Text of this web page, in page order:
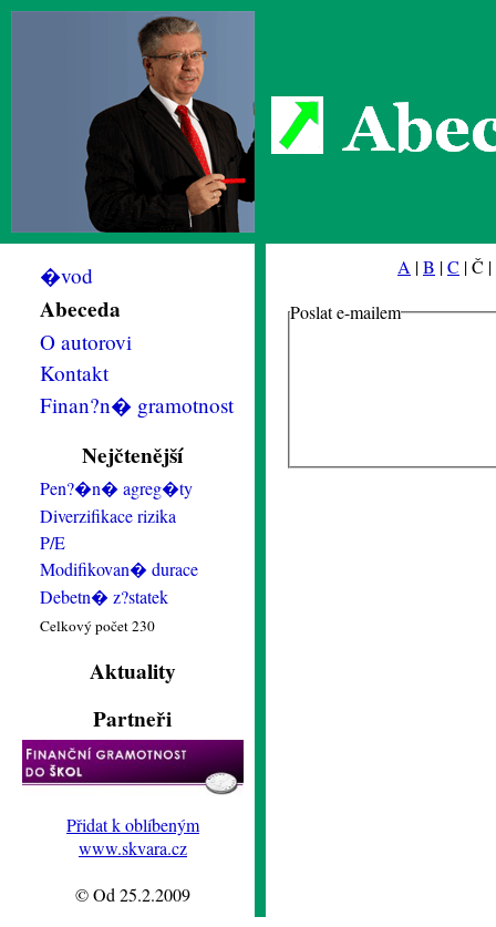
�vod
Abeceda
O autorovi
Kontakt
Finan?n� gramotnost
Nejčtenější
Pen?�n� agreg�ty
Diverzifikace rizika
P/E
Modifikovan� durace
Debetn� z?statek
Celkový počet 230
Aktuality
Partneři
Přidat k oblíbeným
www.skvara.cz
© Od 25.2.2009
A |B |C | Č |
Poslat e-mailem